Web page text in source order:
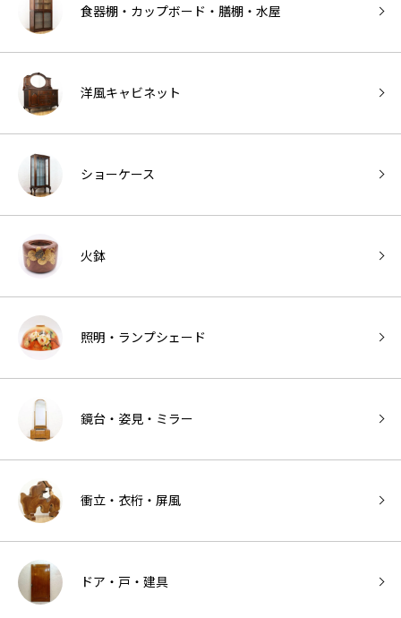
食器棚・カップボード・膳棚・水屋
洋風キャビネット
ショーケース
火鉢
照明・ランプシェード
鏡台・姿見・ミラー
衝立・衣桁・屏風
ドア・戸・建具